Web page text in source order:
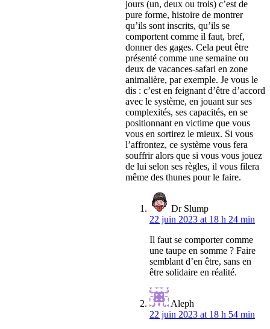
jours (un, deux ou trois) c’est de
pure forme, histoire de montrer
qu’ils sont inscrits, qu’ils se
comportent comme il faut, bref,
donner des gages. Cela peut être
présenté comme une semaine ou
deux de vacances-safari en zone
animalière, par exemple. Je vous le
dis : c’est en feignant d’être d’accord
avec le système, en jouant sur ses
complexités, ses capacités, en se
positionnant en victime que vous
vous en sortirez le mieux. Si vous
l’affrontez, ce système vous fera
souffrir alors que si vous vous jouez
de lui selon ses règles, il vous filera
même des thunes pour le faire.
Dr Slump
22 juin 2023 at 18 h 24 min
Il faut se comporter comme
une taupe en somme ? Faire
semblant d’en être, sans en
être solidaire en réalité.
Aleph
22 juin 2023 at 18 h 54 min